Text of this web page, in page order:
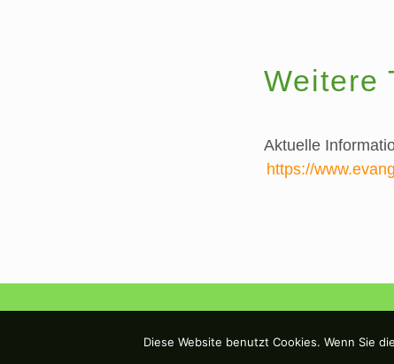
Weitere
Aktuelle
https://
Diese Website benutzt Cookies. Wenn Sie